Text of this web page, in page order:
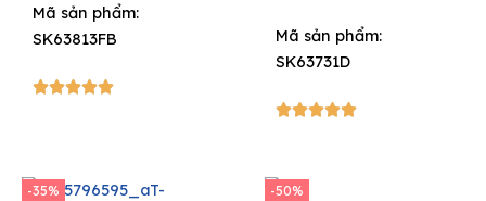
Mã sản phẩm:
SK63813FB
5/5
Mã sản phẩm:
SK63731D
5/5
-35% -50%